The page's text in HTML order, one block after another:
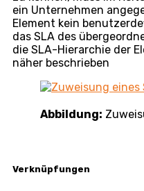
Vertrag
Der AbschnittVertrag
KategorieKatalog der
und zwar bei den
eingerichtet wurden.
der Dienst eingerichtet
SLA und die Menge des